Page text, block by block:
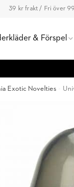
39 kr frakt / Fri över
& Förspel
Exotic Novelties